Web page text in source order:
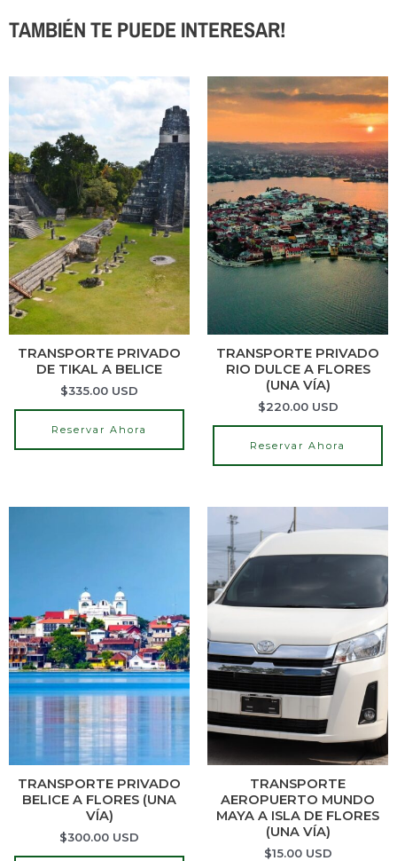
TAMBIÉN TE PUEDE INTERESAR!
TRANSPORTE PRIVADO
DE TIKAL A BELICE
$335.00 USD
Reservar Ahora
TRANSPORTE PRIVADO
RIO DULCE A FLORES
(UNA VÍA)
$220.00USD
Reservar Ahora
TRANSPORTE PRIVADO
BELICE A FLORES (UNA
VÍA)
$300.00 USD
TRANSPORTE
AEROPUERTO MUNDO
MAYA A ISLA DE FLORES
(UNA VÍA)
$15.00USD